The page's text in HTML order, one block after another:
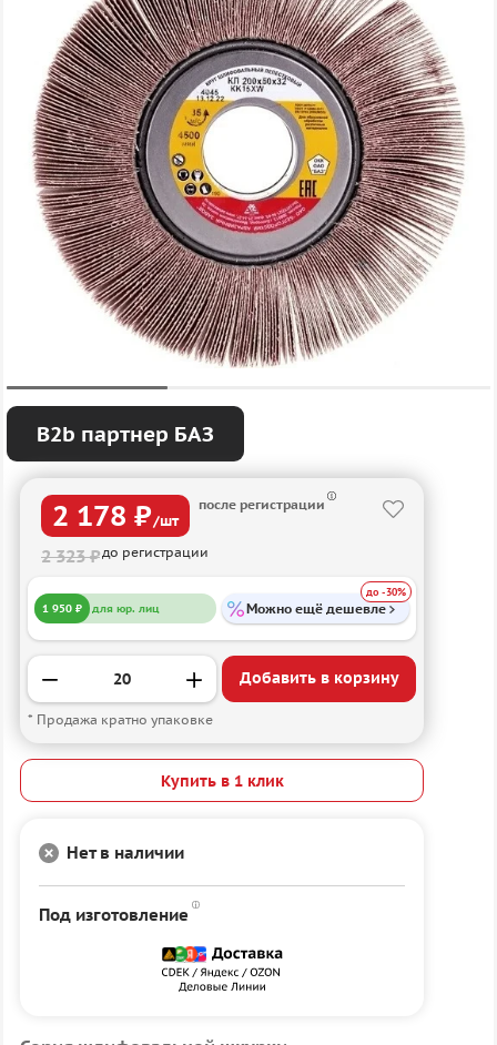
B2b партнер БАЗ
2 178 ₽/шт
после регистрации
2 323 ₽до регистрации
1 950 ₽ для юр. лиц Можно ещё дешевле
до -30%
Добавить в корзину
* Продажа кратно упаковке
Купить в 1 клик
Нет в наличии
Под изготовление